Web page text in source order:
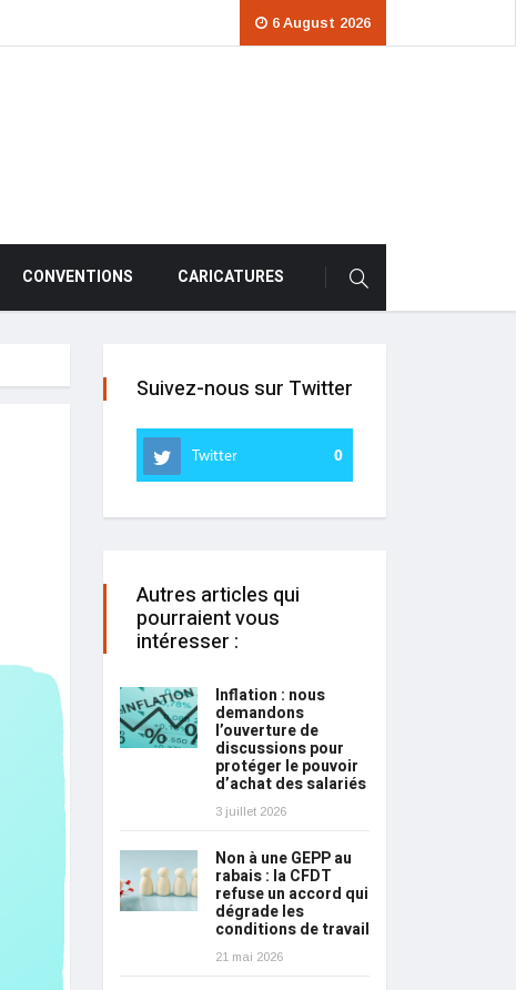
6 August 2026
CONVENTIONS CARICATURES
Suivez-nous sur Twitter
Twitter 0
Autres articles qui
pourraient vous
intéresser :
Inflation : nous
demandons
l’ouverture de
discussions pour
protéger le pouvoir
d’achat des salariés
3 juillet 2026
Non à une GEPP au
rabais : la CFDT
refuse un accord qui
dégrade les
conditions de travail
21 mai 2026